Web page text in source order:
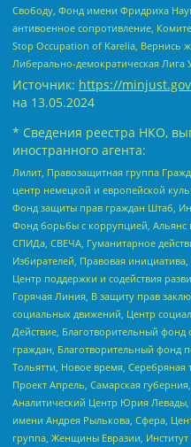
Свободу, Фонд имени Фридриха
антивоенное сопротивление,
Stop Occupation of Karelia, Вернись
Либерально-демократическая Лига
Источник: https://
на 13.05.2024
* Сведения реестра НКО,
иностранного агента:
Лилит, Правозащитная группа
центр немецкой и европейской
Фонд защиты прав граждан Штаб,
Фонд борьбы с коррупцией,
СПИДа, СВЕЧА, Гуманитарное
Избирателей, Правовая
Центр поддержки и содействия
Горячая Линия, В защиту прав
социальных движений, Центр
Действие, Благотворительный
граждан, Благотворительный
Тольятти, Новое время, Серебряная
Проект Апрель, Самарская
Аналитический Центр Юрия Левады,
имени Андрея Рылькова, Сфера,
группа, Женщины Евразии,